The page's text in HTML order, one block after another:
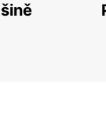
HAMBURG